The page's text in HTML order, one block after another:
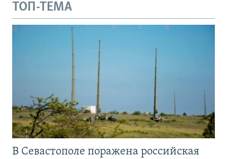
ТОП-ТЕМА
В Севастополе поражена российская